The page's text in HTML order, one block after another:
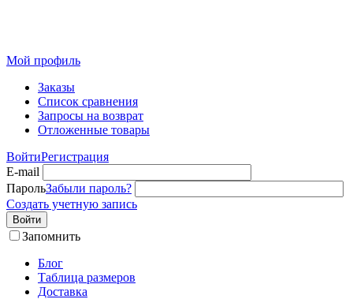
Мой профиль
Заказы
Список сравнения
Запросы на возврат
Отложенные товары
ВойтиРегистрация
E-mail
ПарольЗабыли пароль?
Создать учетную запись
Войти
Запомнить
Блог
Таблица размеров
Доставка